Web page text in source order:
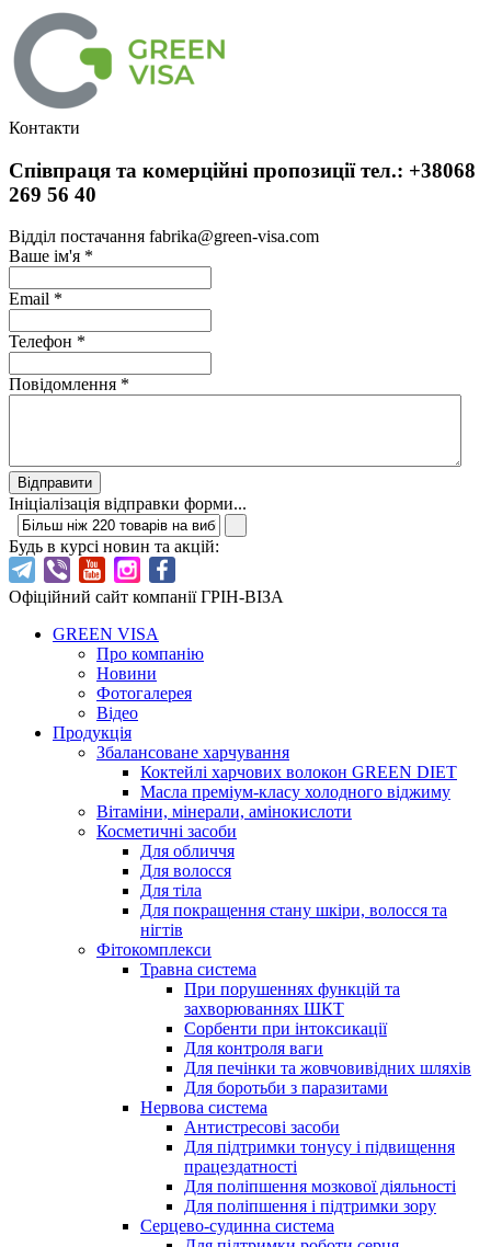
Контакти
Співпраця та комерційні пропозиції тел.: +38068
269 56 40
Відділ постачання fabrika@green-visa.com
Ваше ім'я *
Email *
Телефон *
Повідомлення *
Відправити
Ініціалізація відправки форми...
Будь в курсі новин та акцій:
Офіційний сайт компанії ГРІН-ВІЗА
GREEN VISA
Про компанію
Новини
Фотогалерея
Відео
Продукція
Збалансоване харчування
Коктейлі харчових волокон GREEN DIET
Масла преміум-класу холодного віджиму
Вітаміни, мінерали, амінокислоти
Косметичні засоби
Для обличчя
Для волосся
Для тіла
Для покращення стану шкіри, волосся та
нігтів
Фітокомплекси
Травна система
При порушеннях функцій та
захворюваннях ШКТ
Сорбенти при інтоксикації
Для контроля ваги
Для печінки та жовчовивідних шляхів
Для боротьби з паразитами
Нервова система
Антистресові засоби
Для підтримки тонусу і підвищення
працездатності
Для поліпшення мозкової діяльності
Для поліпшення і підтримки зору
Серцево-судинна система